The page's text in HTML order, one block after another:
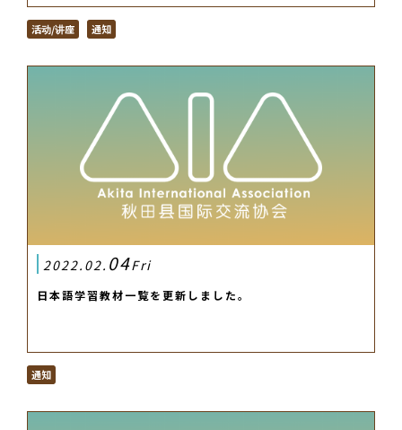
活动/讲座 通知
2022.02. 04Fri
日本語学習教材一覧を更新しました。
通知